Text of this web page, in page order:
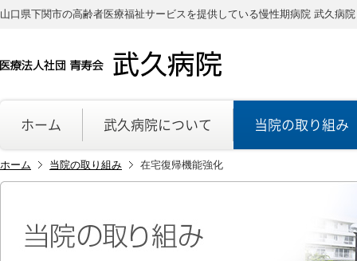
山口県下関市の高齢者医療福祉サービスを提供している慢性期病院 武久病院
ホーム 武久病院について 当院の取り組み
ホーム 当院の取り組み 在宅復帰機能強化